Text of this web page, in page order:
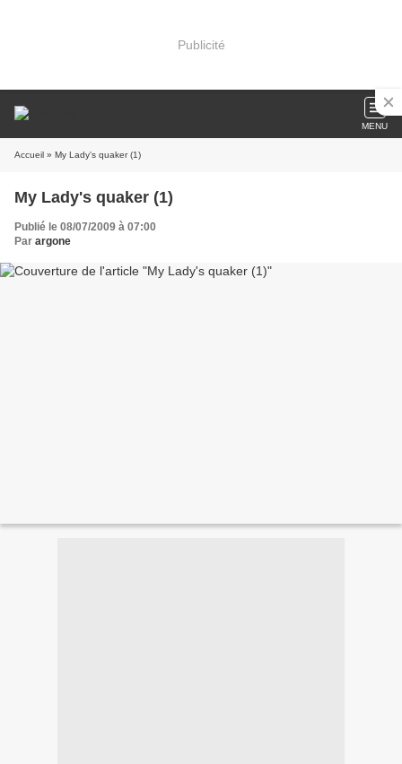
Publicité
MENU
Accueil » My Lady's quaker (1)
My Lady's quaker (1)
Publié le 08/07/2009 à 07:00
Par argone